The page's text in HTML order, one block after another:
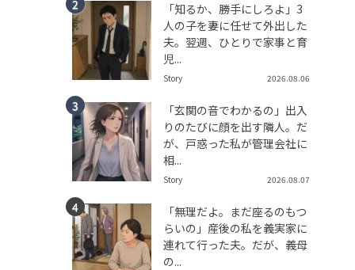
「知るか、勝手にしろよ」3
人の子を妻に任せて外出した
夫。翌週、ひとりで家事と育
児...
Story 2026.08.06
「玄関の音でわかるの」出入
りのたびに顔を出す隣人。だ
が、戸惑った私が管理会社に
相...
Story 2026.08.07
「無理だよ。まだ座るのもつ
らいの」産後の私を義実家に
連れて行った夫。だが、義母
の...